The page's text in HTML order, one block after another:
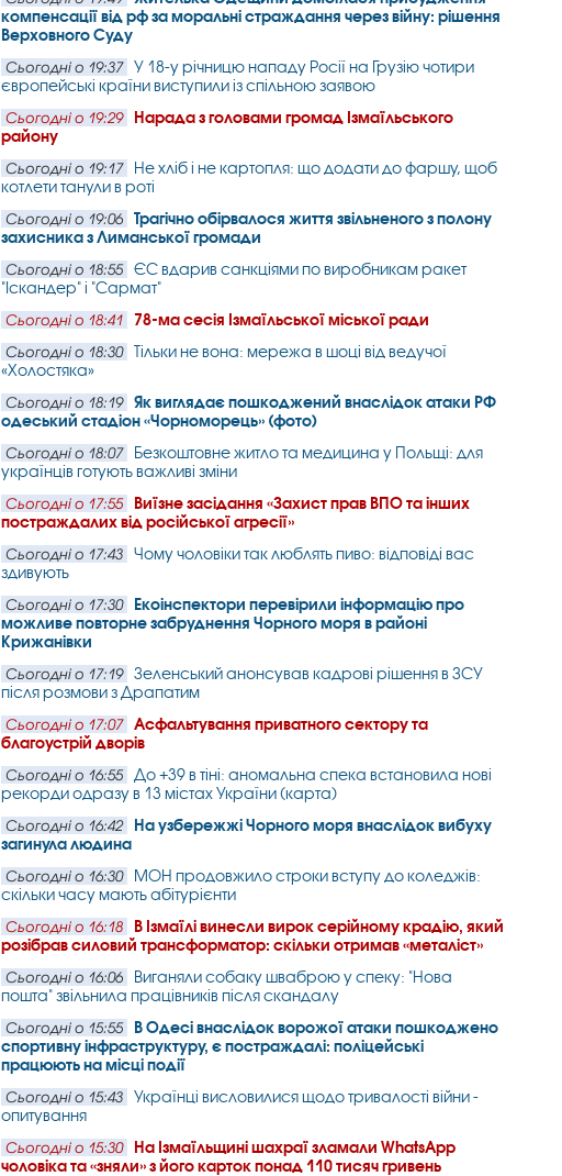
компенсації від рф за моральні страждання через війну: рішення
Верховного Суду
Сьогодні о 19:37
У 18-у річницю нападу Росії на Грузію чотири
європейські країни виступили із спільною заявою
Сьогодні о 19:29
Нарада з головами громад Ізмаїльського
району
Сьогодні о 19:17
Не хліб і не картопля: що додати до фаршу, щоб
котлети танули в роті
Сьогодні о 19:06
Трагічно обірвалося життя звільненого з полону
захисника з Лиманської громади
Сьогодні о 18:55
ЄС вдарив санкціями по виробникам ракет
"Іскандер" і "Сармат"
Сьогодні о 18:41 78-ма сесія Ізмаїльської міської ради
Сьогодні о 18:30
Тільки не вона: мережа в шоці від ведучої
«Холостяка»
Сьогодні о 18:19
Як виглядає пошкоджений внаслідок атаки РФ
одеський стадіон «Чорноморець» (фото)
Сьогодні о 18:07
Безкоштовне житло та медицина у Польщі: для
українців готують важливі зміни
Сьогодні о 17:55
Виїзне засідання «Захист прав ВПО та інших
постраждалих від російської агресії»
Сьогодні о 17:43
Чому чоловіки так люблять пиво: відповіді вас
здивують
Сьогодні о 17:30
Екоінспектори перевірили інформацію про
можливе повторне забруднення Чорного моря в районі
Крижанівки
Сьогодні о 17:19
Зеленський анонсував кадрові рішення в ЗСУ
після розмови з Драпатим
Сьогодні о 17:07
Асфальтування приватного сектору та
благоустрій дворів
Сьогодні о 16:55
До +39 в тіні: аномальна спека встановила нові
рекорди одразу в 13 містах України (карта)
Сьогодні о 16:42
На узбережжі Чорного моря внаслідок вибуху
загинула людина
Сьогодні о 16:30
МОН продовжило строки вступу до коледжів:
скільки часу мають абітурієнти
Сьогодні о 16:18
В Ізмаїлі винесли вирок серійному крадію, який
розібрав силовий трансформатор: скільки отримав «металіст»
Сьогодні о 16:06
Виганяли собаку шваброю у спеку: "Нова
пошта" звільнила працівників після скандалу
Сьогодні о 15:55
В Одесі внаслідок ворожої атаки пошкоджено
спортивну інфраструктуру, є постраждалі: поліцейські
працюють на місці події
Сьогодні о 15:43
Українці висловилися щодо тривалості війни -
опитування
Сьогодні о 15:30
На Ізмаїльщині шахраї зламали WhatsApp
чоловіка та «зняли» з його карток понад 110 тисяч гривень